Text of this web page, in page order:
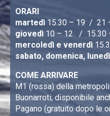
ORARI
martedì 15.30 – 19 / 21
giovedì 10 – 12 / 15.30
mercoledì e venerdì
sabato, domenica,
COME ARRIVARE
M1 (rossa) della
Buonarroti; disponibile
Pagano (gratuito dopo le